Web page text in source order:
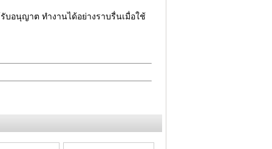
บอนุญาต ทำงานได้อย่างราบรื่นเมื่อใช้